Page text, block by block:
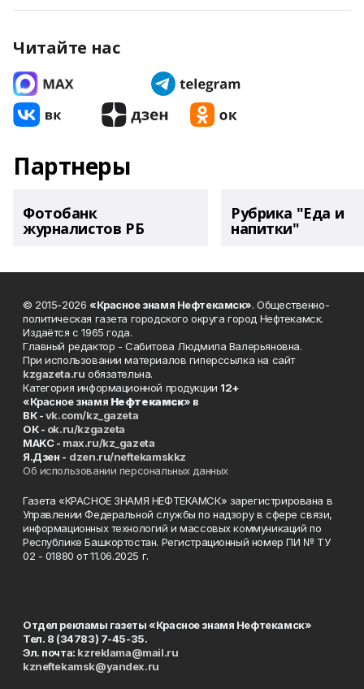
Читайте нас
Партнеры
Фотобанк
журналистов РБ
Рубрика "Еда и
напитки"
© 2015-2026 «Красное знамя Нефтекамск». Общественно-
политическая газета городского округа город Нефтекамск.
Издаётся с 1965 года.
Главный редактор - Сабитова Людмила Валерьяновна.
При использовании материалов гиперссылка на сайт
kzgazeta.ru обязательна.
Категория информационной продукции 12+
«Красное знамя Нефтекамск» в
ВК -vk.com/kz_gazeta
ОК - ok.ru/kzgazeta
MAKC - max.ru/kz_gazeta
Я.Дзен - dzen.ru/neftekamskkz
Об использовании персональных данных
Газета «КРАСНОЕ ЗНАМЯ НЕФТЕКАМСК» зарегистрирована в
Управлении Федеральной службы по надзору в сфере связи,
информационных технологий и массовых коммуникаций по
Республике Башкортостан. Регистрационный номер ПИ № ТУ
02 - 01880 от 11.06.2025 г.
Отдел рекламы газеты «Красное знамя Нефтекамск»
Тел. 8 (34783) 7-45-35.
Эл. почта: kzreklama@mail.ru
kzneftekamsk@yandex.ru